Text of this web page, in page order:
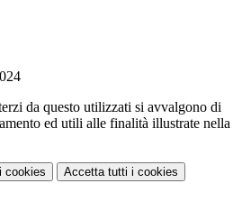
da questo utilizzati si avvalgono di
ed utili alle finalità illustrate nella
i cookies Accetta tutti i cookies